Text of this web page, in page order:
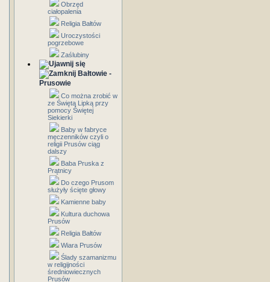
Obrzęd
ciałopalenia
Religia Bałtów
Uroczystości
pogrzebowe
Zaślubiny
Bałtowie -
Prusowie
Co można zrobić w
ze Świętą Lipką przy
pomocy Świętej
Siekierki
Baby w fabryce
męczenników czyli o
religii Prusów ciąg
dalszy
Baba Pruska z
Prątnicy
Do czego Prusom
służyły ścięte głowy
Kamienne baby
Kultura duchowa
Prusów
Religia Bałtów
Wiara Prusów
Ślady szamanizmu
w religijności
średniowiecznych
Prusów